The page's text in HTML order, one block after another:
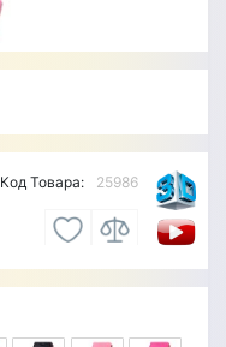
Код Товара: 25986